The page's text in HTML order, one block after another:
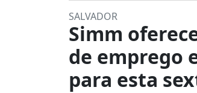
SALVADOR
Simm
de emprego
para esta